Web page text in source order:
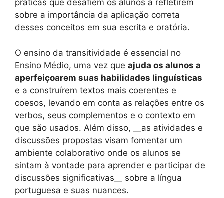
práticas que desafiem os alunos a refletirem
sobre a importância da aplicação correta
desses conceitos em sua escrita e oratória.
O ensino da transitividade é essencial no
Ensino Médio, uma vez que ajuda os alunos a
aperfeiçoarem suas habilidades linguísticas
e a construírem textos mais coerentes e
coesos, levando em conta as relações entre os
verbos, seus complementos e o contexto em
que são usados. Além disso, __as atividades e
discussões propostas visam fomentar um
ambiente colaborativo onde os alunos se
sintam à vontade para aprender e participar de
discussões significativas__ sobre a língua
portuguesa e suas nuances.